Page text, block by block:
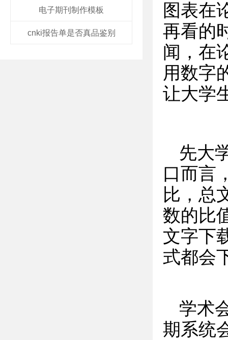
电子期刊制作模板
cnki报告单是否真品鉴别
图表在
再看的
闻，在
用数字
让大学
先大
口而言
比，总
数的比
文字下
式都会
学术
期系统